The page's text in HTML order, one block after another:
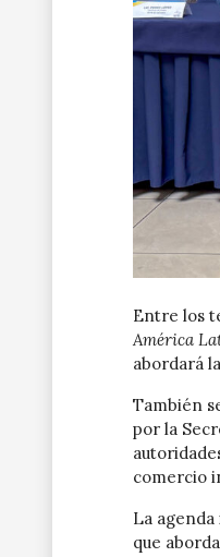
Entre los
América
abordará
También
por la
comercio
La agenda
que